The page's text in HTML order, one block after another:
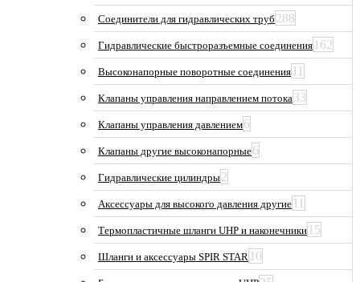
Соединители для гидравлических труб 288
Гидравлические быстроразъемные соединения 162
Высоконапорные поворотные соединения 11
Клапаны управления направлением потока33
Клапаны управления давлением6
Клапаны другие высоконапорные6
Гидравлические цилиндры2
Аксессуары для высокого давления другие 11
Термопластичные шланги UHP и наконечники 15
Шланги и аксессуары SPIR STAR 10